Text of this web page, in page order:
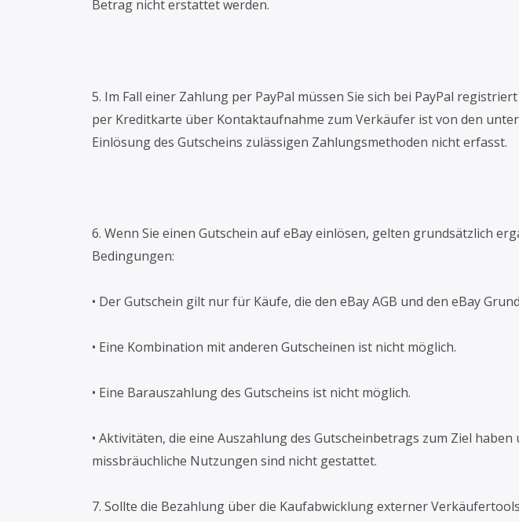
Betrag nicht erstattet werden.
5. Im Fall einer Zahlung per PayPal müssen Sie sich bei PayPal
per Kreditkarte über Kontaktaufnahme zum Verkäufer ist von den
Einlösung des Gutscheins zulässigen Zahlungsmethoden nicht erfasst.
6. Wenn Sie einen Gutschein auf eBay einlösen, gelten grundsätzlich
Bedingungen:
• Der Gutschein gilt nur für Käufe, die den eBay AGB und den eBay
• Eine Kombination mit anderen Gutscheinen ist nicht möglich.
• Eine Barauszahlung des Gutscheins ist nicht möglich.
• Aktivitäten, die eine Auszahlung des Gutscheinbetrags zum Ziel haben
missbräuchliche Nutzungen sind nicht gestattet.
7. Sollte die Bezahlung über die Kaufabwicklung externer